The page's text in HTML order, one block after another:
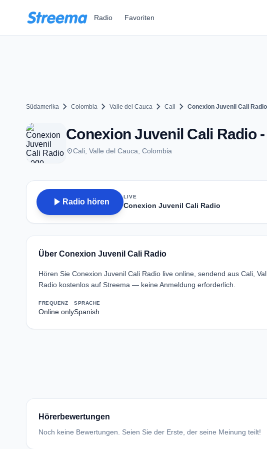
Radio Favoriten
Südamerika chevron_right Colombia chevron_right Valle del Cauca chevron_right Cali chevron_right Conexion Juvenil Cali Radio
Conexion Juvenil Cali Radio
placeCali, Valle del Cauca, Colombia
play_arrow Radio hören
LIVE
Conexion Juvenil Cali Radio
Über Conexion Juvenil Cali Radio
Hören Sie Conexion Juvenil Cali Radio live online, sendend aus Cali,
Radio kostenlos auf Streema — keine Anmeldung erforderlich.
FREQUENZ
Online only
SPRACHE
Spanish
Hörerbewertungen
Noch keine Bewertungen. Seien Sie der Erste, der seine Meinung teilt!